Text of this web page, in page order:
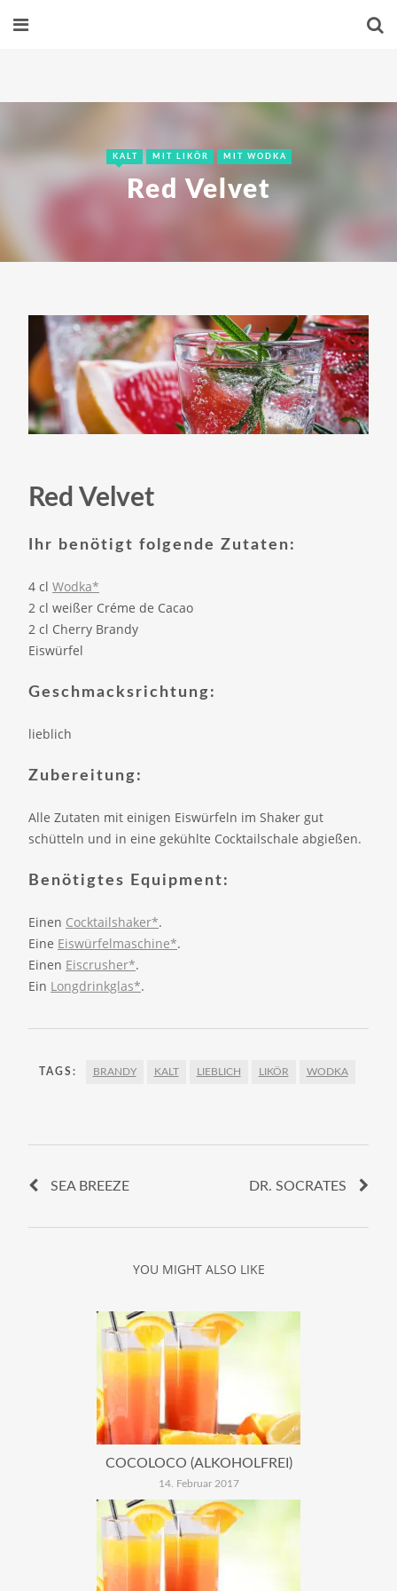
KALT MIT LIKÖR MIT WODKA
Red Velvet
Red Velvet
Ihr benötigt folgende Zutaten:
4 cl Wodka*
2 cl weißer Créme de Cacao
2 cl Cherry Brandy
Eiswürfel
Geschmacksrichtung:
lieblich
Zubereitung:
Alle Zutaten mit einigen Eiswürfeln im Shaker gut
schütteln und in eine gekühlte Cocktailschale abgießen.
Benötigtes Equipment:
Einen Cocktailshaker*.
Eine Eiswürfelmaschine*.
Einen Eiscrusher*.
Ein Longdrinkglas*.
TAGS: BRANDY KALT LIEBLICH LIKÖR WODKA
SEA BREEZE DR. SOCRATES
YOU MIGHT ALSO LIKE
COCOLOCO (ALKOHOLFREI)
14. Februar 2017